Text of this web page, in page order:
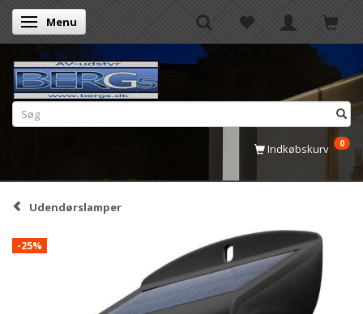
Skifte navigation
Menu
Indkøbskurv 0
Udendørslamper
-25%